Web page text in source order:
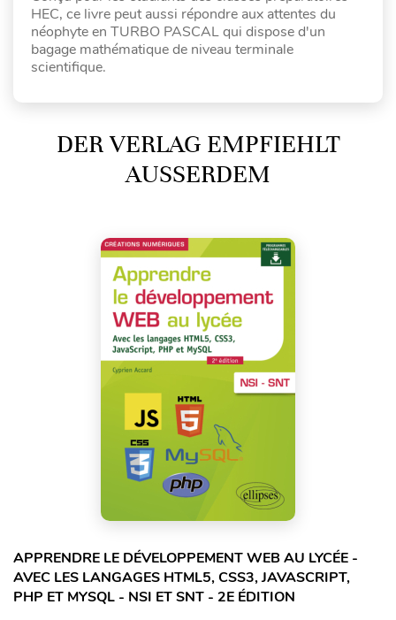
HEC, ce livre peut aussi répondre aux attentes du
néophyte en TURBO PASCAL qui dispose d'un
bagage mathématique de niveau terminale
scientifique.
DER VERLAG EMPFIEHLT
AUSSERDEM
APPRENDRE LE DÉVELOPPEMENT WEB AU LYCÉE -
AVEC LES LANGAGES HTML5, CSS3, JAVASCRIPT,
PHP ET MYSQL - NSI ET SNT - 2E ÉDITION